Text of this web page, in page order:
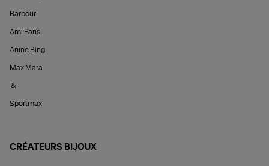
Barbour
Ami Paris
Anine Bing
Max Mara
&
Sportmax
CRÉATEURS BIJOUX